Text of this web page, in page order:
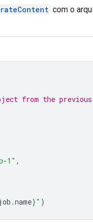
com o
from the
1" ,
.name}" )